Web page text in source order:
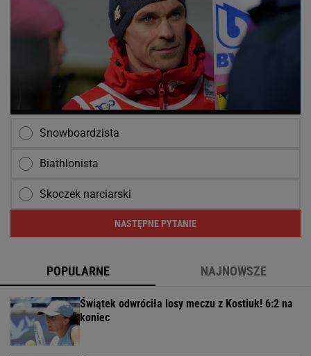
Snowboardzista
Biathlonista
Skoczek narciarski
NASTĘPNE PYTANIE
POPULARNE NAJNOWSZE
Świątek odwróciła losy meczu z Kostiuk! 6:2 na
koniec